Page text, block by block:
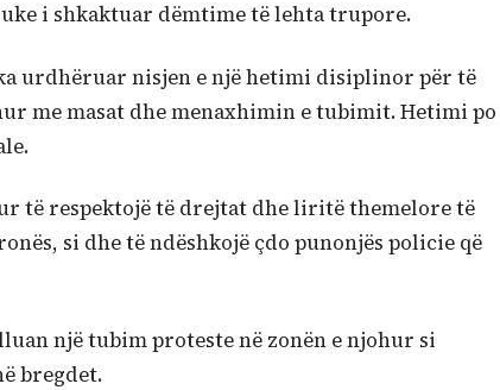
i shkaktuar dëmtime të lehta trupore.
urdhëruar nisjen e një hetimi disiplinor për të
me masat dhe menaxhimin e tubimit. Hetimi po
të respektojë të drejtat dhe liritë themelore të
si dhe të ndëshkojë çdo punonjës policie që
një tubim proteste në zonën e njohur si
bregdet.